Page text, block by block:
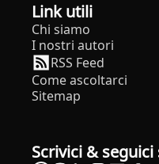
Link utili
Chi siamo
I nostri autori
RSS Feed
Come ascoltarci
Sitemap
Scrivici &